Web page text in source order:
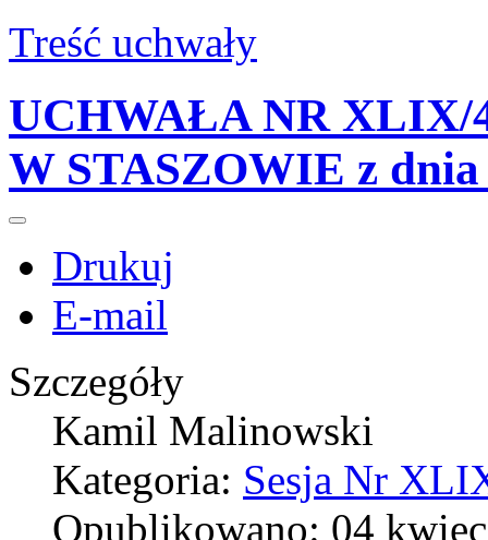
Treść uchwały
UCHWAŁA NR XLIX/
W STASZOWIE z dnia
Drukuj
E-mail
Szczegóły
Kamil Malinowski
Kategoria: Sesja Nr
Opublikowano: 04